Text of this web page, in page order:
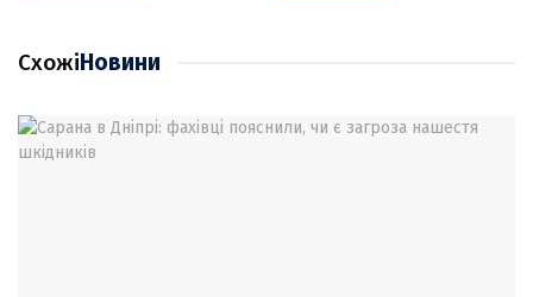
СхожіНовини